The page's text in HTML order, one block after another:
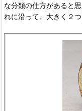
な分類の仕方があると
れに沿って、大きく２